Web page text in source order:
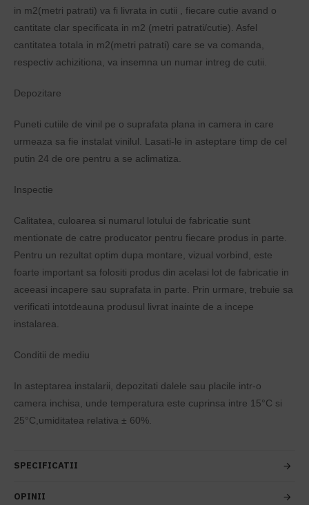
in m2(metri patrati) va fi livrata in cutii , fiecare cutie avand o
cantitate clar specificata in m2 (metri patrati/cutie). Asfel
cantitatea totala in m2(metri patrati) care se va comanda,
respectiv achizitiona, va insemna un numar intreg de cutii.
Depozitare
Puneti cutiile de vinil pe o suprafata plana in camera in care
urmeaza sa fie instalat vinilul. Lasati-le in asteptare timp de cel
putin 24 de ore pentru a se aclimatiza.
Inspectie
Calitatea, culoarea si numarul lotului de fabricatie sunt
mentionate de catre producator pentru fiecare produs in parte.
Pentru un rezultat optim dupa montare, vizual vorbind, este
foarte important sa folositi produs din acelasi lot de fabricatie in
aceeasi incapere sau suprafata in parte. Prin urmare, trebuie sa
verificati intotdeauna produsul livrat inainte de a incepe
instalarea.
Conditii de mediu
In asteptarea instalarii, depozitati dalele sau placile intr-o
camera inchisa, unde temperatura este cuprinsa intre 15°C si
25°C,umiditatea relativa ± 60%.
SPECIFICATII
OPINII